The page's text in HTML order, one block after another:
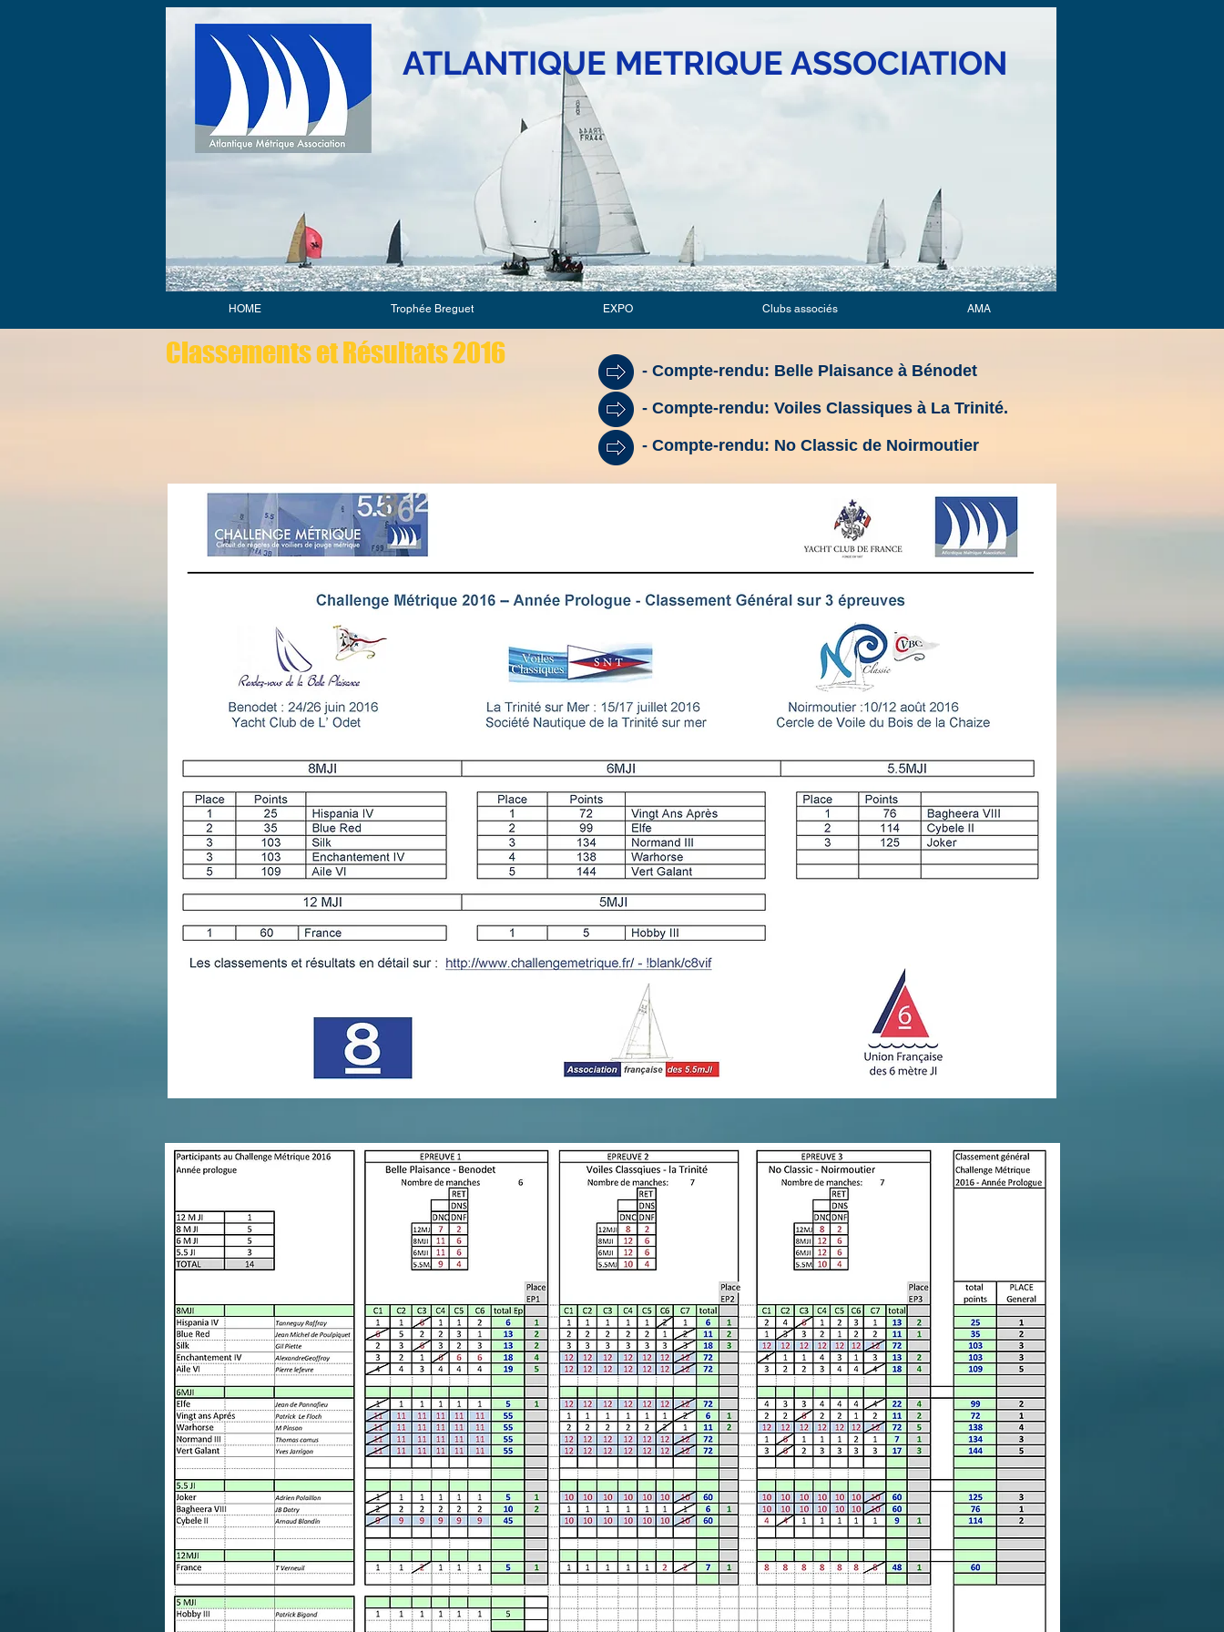
ATLANTIQUE METRIQUE ASSOCIATION
HOME Trophée Breguet EXPO Clubs associés AMA
Classements et Résultats 2016
- Compte-rendu: Belle Plaisance à Bénodet
- Compte-rendu: Voiles Classiques à La Trinité.
- Compte-rendu: No Classic de Noirmoutier
Challenge Métrique 2016 - Année Prologue. Classement général sur 3 épreuves - Detail